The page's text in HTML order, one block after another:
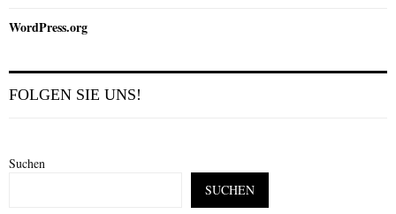
WordPress.org
FOLGEN SIE UNS!
Suchen
SUCHEN